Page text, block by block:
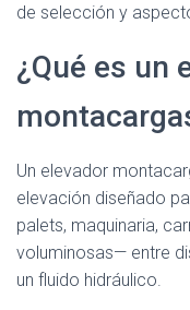
de selección y
¿Qué es un
Un elevador
elevación diseñado
palets, maquinaria,
voluminosas— entre
un fluido hidráulico.